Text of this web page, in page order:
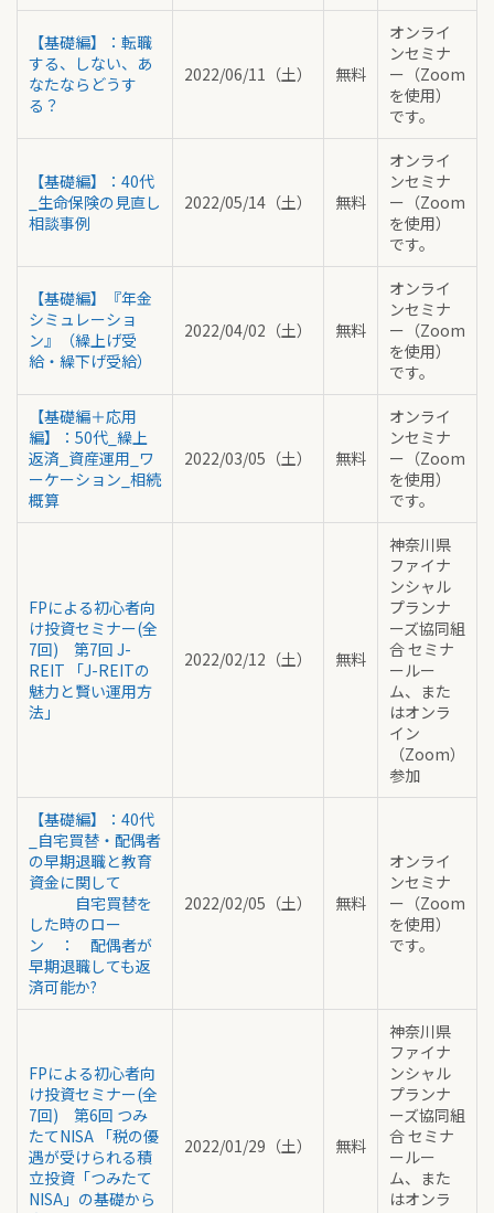
【基礎編】：転職
する、しない、あ
なたならどうす
る？
2022/06/11（土） 無料
オンライ
ンセミナ
ー（Zoom
を使用）
です。
【基礎編】：40代
_生命保険の見直し
相談事例
2022/05/14（土） 無料
オンライ
ンセミナ
ー（Zoom
を使用）
です。
【基礎編】『年金
シミュレーショ
ン』（繰上げ受
給・繰下げ受給）
2022/04/02（土） 無料
オンライ
ンセミナ
ー（Zoom
を使用）
です。
【基礎編＋応用
編】：50代_繰上
返済_資産運用_ワ
ーケーション_相続
概算
2022/03/05（土） 無料
オンライ
ンセミナ
ー（Zoom
を使用）
です。
FPによる初心者向
け投資セミナー(全
7回) 第7回 J-
REIT 「J-REITの
魅力と賢い運用方
法」
2022/02/12（土） 無料
神奈川県
ファイナ
ンシャル
プランナ
ーズ協同組
合 セミナ
ールー
ム、また
はオンラ
イン
（Zoom）
参加
【基礎編】：40代
_自宅買替・配偶者
の早期退職と教育
資金に関して
自宅買替を
した時のロー
ン ： 配偶者が
早期退職しても返
済可能か?
2022/02/05（土） 無料
オンライ
ンセミナ
ー（Zoom
を使用）
です。
FPによる初心者向
け投資セミナー(全
7回) 第6回 つみ
たてNISA 「税の優
遇が受けられる積
立投資「つみたて
NISA」の基礎から
2022/01/29（土） 無料
神奈川県
ファイナ
ンシャル
プランナ
ーズ協同組
合 セミナ
ールー
ム、また
はオンラ